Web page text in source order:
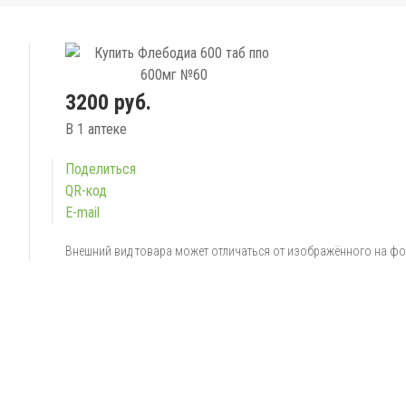
3200 руб.
В 1 аптеке
Поделиться
QR-код
E-mail
Внешний вид товара может отличаться от изображённого на